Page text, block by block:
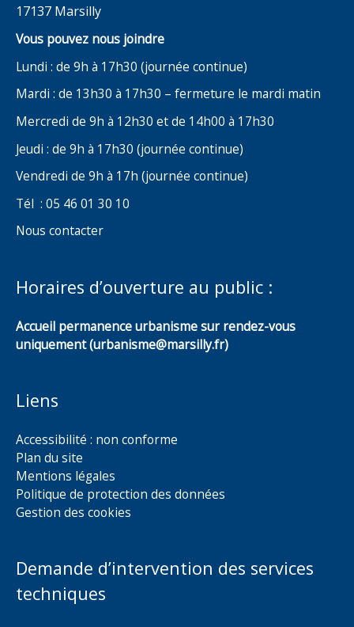
17137 Marsilly
Vous pouvez nous joindre
Lundi : de 9h à 17h30 (journée continue)
Mardi : de 13h30 à 17h30 – fermeture le mardi matin
Mercredi de 9h à 12h30 et de 14h00 à 17h30
Jeudi : de 9h à 17h30 (journée continue)
Vendredi de 9h à 17h (journée continue)
Tél : 05 46 01 30 10
Nous contacter
Horaires d’ouverture au public :
Accueil permanence urbanisme sur rendez-vous
uniquement (urbanisme@marsilly.fr)
Liens
Accessibilité : non conforme
Plan du site
Mentions légales
Politique de protection des données
Gestion des cookies
Demande d’intervention des services
techniques